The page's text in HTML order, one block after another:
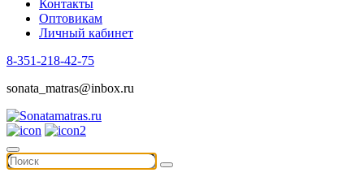
Контакты
Оптовикам
Личный кабинет
8-351-218-42-75
sonata_matras@inbox.ru